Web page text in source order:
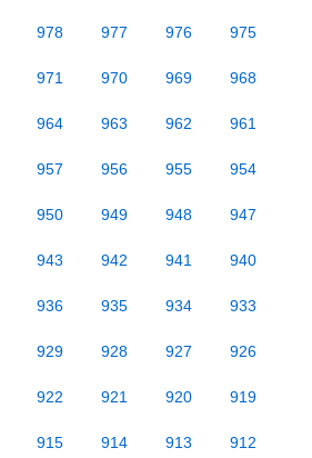
978 977 976 975
971 970 969 968
964 963 962 961
957 956 955 954
950 949 948 947
943 942 941 940
936 935 934 933
929 928 927 926
922 921 920 919
915 914 913 912